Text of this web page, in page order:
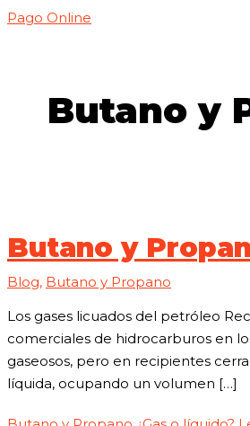
Pago Online
Butano y
Butano y
Blog, Butano y Propano
Los gases licuados del petróleo
comerciales de hidrocarburos en
gaseosos, pero en recipientes
líquida, ocupando un volumen […]